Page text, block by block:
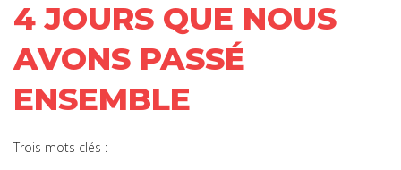
4 JOURS QUE NOUS
AVONS PASSÉ
ENSEMBLE
Trois mots clés :